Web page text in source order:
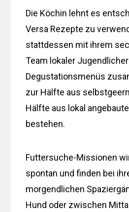
Die Köchin lehnt es
Versa Rezepte zu
stattdessen mit ihrem
Team lokaler Jugendlicher
Degustationsmenüs
zur Hälfte aus
Hälfte aus lokal
bestehen.
Futtersuche-Missionen
spontan und finden bei
morgendlichen
Hund oder zwischen